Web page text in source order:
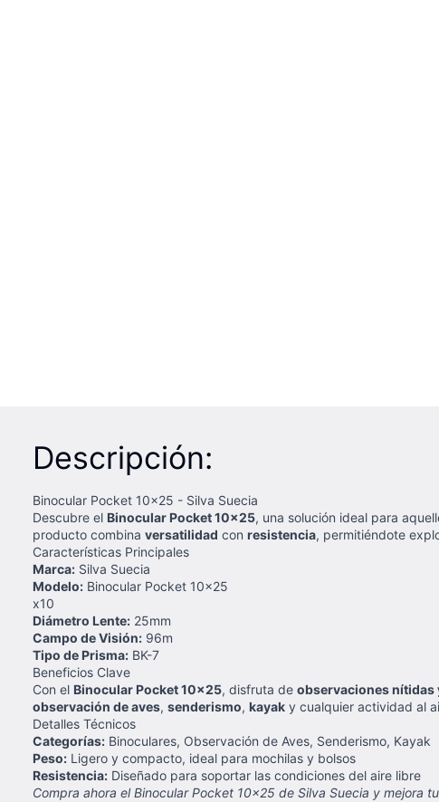
Descripción:
Binocular Pocket 10x25 - Silva Suecia
Descubre el Binocular Pocket 10x25, una solución ideal para
producto combina versatilidad con resistencia, permitiéndote
Características Principales
Marca: Silva Suecia
Modelo: Binocular Pocket 10x25
x10
Diámetro Lente: 25mm
Campo de Visión: 96m
Tipo de Prisma: BK-7
Beneficios Clave
Con el Binocular Pocket 10x25, disfruta de observaciones nítidas
observación de aves, senderismo, kayak y cualquier actividad al
Detalles Técnicos
Categorías: Binoculares, Observación de Aves, Senderismo, Kayak
Peso: Ligero y compacto, ideal para mochilas y bolsos
Resistencia: Diseñado para soportar las condiciones del aire libre
Compra ahora el Binocular Pocket 10x25 de Silva Suecia y mejora